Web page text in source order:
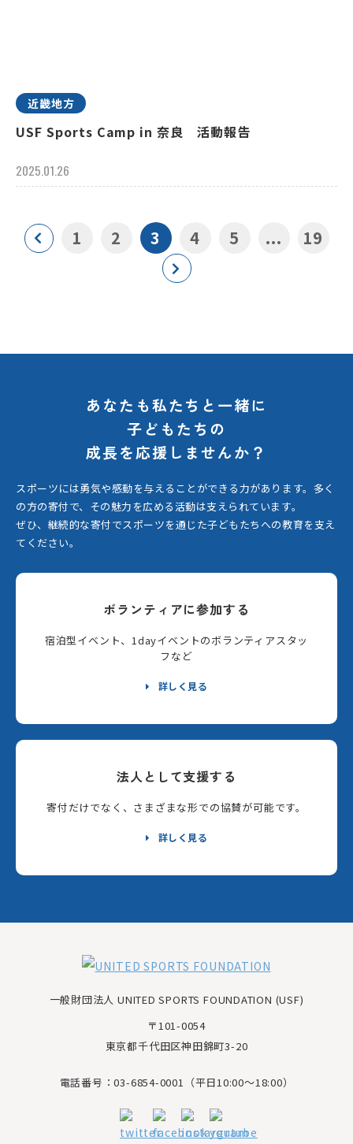
近畿地方
USF Sports Camp in 奈良 活動報告
2025.01.26
1 2 3 4 5 ... 19
あなたも私たちと一緒に
子どもたちの
成長を応援しませんか？
スポーツには勇気や感動を与えることができる力があります。 多く
の方の寄付で、その魅力を広める活動は支えられています。
ぜひ、継続的な寄付でスポーツを通じた子どもたちへの教育を支え
てください。
ボランティアに参加する
宿泊型イベント、1dayイベントのボランティアスタッ
フなど
詳しく見る
法人として支援する
寄付だけでなく、さまざまな形での協賛が可能です。
詳しく見る
一般財団法人 UNITED SPORTS FOUNDATION (USF)
〒101-0054
東京都千代田区神田錦町3-20
電話番号：03-6854-0001（平日10:00～18:00）